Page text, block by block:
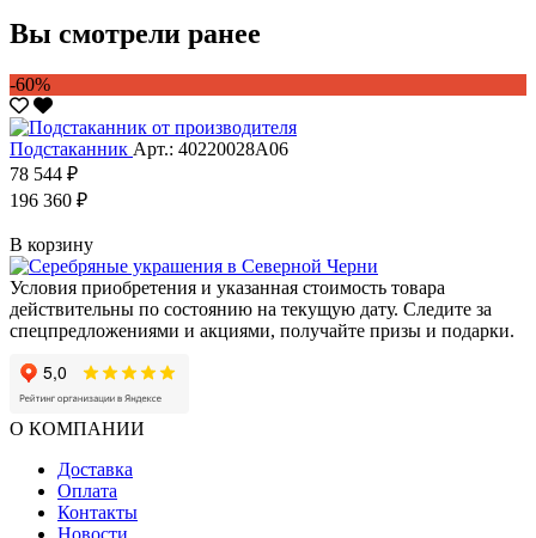
Вы смотрели ранее
-60%
Подстаканник Арт.: 40220028А06
78 544 ₽
196 360 ₽
В корзину
Условия приобретения и указанная стоимость товара
действительны по состоянию на текущую дату. Следите за
спецпредложениями и акциями, получайте призы и подарки.
О КОМПАНИИ
Доставка
Оплата
Контакты
Новости